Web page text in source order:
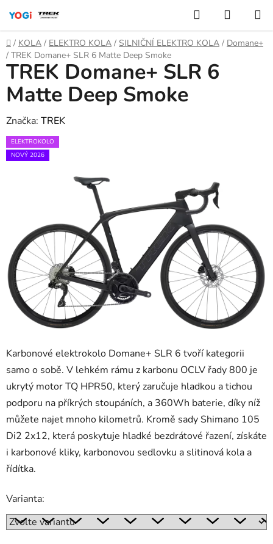
obsah
Hledat
KOŠÍK
Domů
/ KOLA / ELEKTRO KOLA / SILNIČNÍ ELEKTRO KOLA / Domane+
/ TREK Domane+ SLR 6 Matte Deep Smoke
Karbonové elektrokolo Domane+ SLR 6 tvoří kategorii
samo o sobě. V lehkém rámu z karbonu OCLV řady 800 je
ukrytý motor TQ HPR50, který zaručuje hladkou a tichou
podporu na příkrých stoupáních, a 360Wh baterie, díky níž
můžete najet mnoho kilometrů. Kromě sady Shimano 105
Di2 2x12, která poskytuje hladké bezdrátové řazení, získáte
i karbonové kliky, karbonovou sedlovku a slitinová kola a
řídítka.
Varianta:
TREK Domane+ SLR 6
Matte Deep Smoke
Značka: TREK
ELEKTROKOLO
NOVÝ 2026